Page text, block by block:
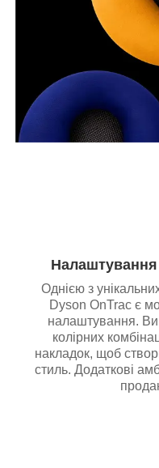
Налаштування
Однією з
Dyson OnTrac є
налаштування. Ви
колірних
накладок, щоб
стиль. Додаткові